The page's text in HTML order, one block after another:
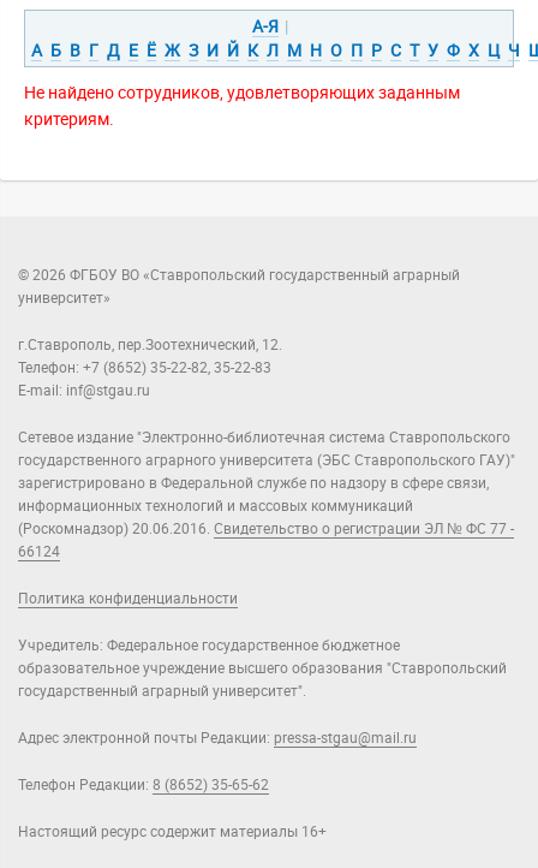
А-Я |
А Б В Г Д Е Ё Ж З И Й К Л М Н О П Р С Т У Ф Х Ц Ч
Не найдено сотрудников, удовлетворяющих заданным
критериям.
© 2026 ФГБОУ ВО «Ставропольский государственный аграрный
университет»
г.Ставрополь, пер.Зоотехнический, 12.
Телефон: +7 (8652) 35-22-82, 35-22-83
E-mail: inf@stgau.ru
Сетевое издание "Электронно-библиотечная система Ставропольского
государственного аграрного университета (ЭБС Ставропольского ГАУ)"
зарегистрировано в Федеральной службе по надзору в сфере связи,
информационных технологий и массовых коммуникаций
(Роскомнадзор) 20.06.2016. Свидетельство о регистрации ЭЛ № ФС 77 -
66124
Политика конфиденциальности
Учредитель: Федеральное государственное бюджетное
образовательное учреждение высшего образования "Ставропольский
государственный аграрный университет".
Адрес электронной почты Редакции: pressa-stgau@mail.ru
Телефон Редакции: 8 (8652) 35-65-62
Настоящий ресурс содержит материалы 16+